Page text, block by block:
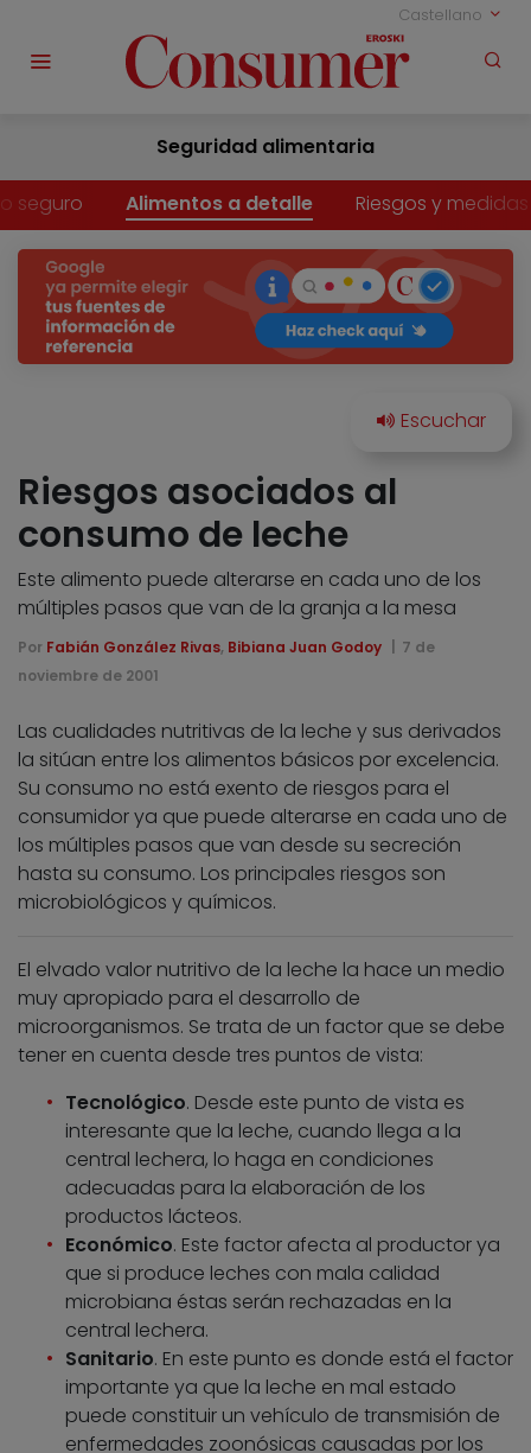
Castellano
Seguridad alimentaria
seguro Alimentos a detalle Riesgos y medidas
Riesgos asociados al
consumo de leche
Este alimento puede alterarse en cada uno de los
múltiples pasos que van de la granja a la mesa
Por Fabián González Rivas, Bibiana Juan Godoy
7 de
noviembre de 2001
Las cualidades nutritivas de la leche y sus derivados
la sitúan entre los alimentos básicos por excelencia.
Su consumo no está exento de riesgos para el
consumidor ya que puede alterarse en cada uno de
los múltiples pasos que van desde su secreción
hasta su consumo. Los principales riesgos son
microbiológicos y químicos.
El elvado valor nutritivo de la leche la hace un medio
muy apropiado para el desarrollo de
microorganismos. Se trata de un factor que se debe
tener en cuenta desde tres puntos de vista:
Tecnológico. Desde este punto de vista es
interesante que la leche, cuando llega a la
central lechera, lo haga en condiciones
adecuadas para la elaboración de los
productos lácteos.
Económico. Este factor afecta al productor ya
que si produce leches con mala calidad
microbiana éstas serán rechazadas en la
central lechera.
Sanitario. En este punto es donde está el factor
importante ya que la leche en mal estado
puede constituir un vehículo de transmisión de
enfermedades zoonósicas causadas por los